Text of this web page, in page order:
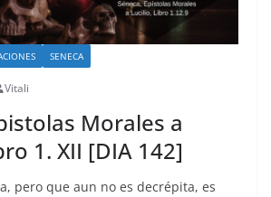
SENECA
Vitali
Morales a
1. XII [DIA 142]
pero que aun no es decrépita, es